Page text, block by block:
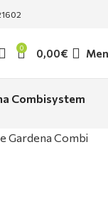
0 0,00€
Combisystem